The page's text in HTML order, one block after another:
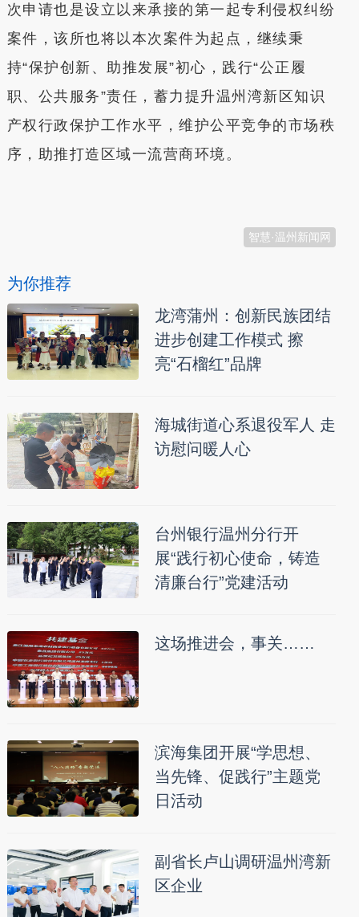
次申请也是设立以来承接的第一起专利侵权纠纷
案件，该所也将以本次案件为起点，继续秉
持“保护创新、助推发展”初心，践行“公正履
职、公共服务”责任，蓄力提升温州湾新区知识
产权行政保护工作水平，维护公平竞争的市场秩
序，助推打造区域一流营商环境。
智慧·温州新闻网
为你推荐
龙湾蒲州：创新民族团结
进步创建工作模式 擦
亮“石榴红”品牌
海城街道心系退役军人 走
访慰问暖人心
台州银行温州分行开
展“践行初心使命，铸造
清廉台行”党建活动
这场推进会，事关……
滨海集团开展“学思想、
当先锋、促践行”主题党
日活动
副省长卢山调研温州湾新
区企业